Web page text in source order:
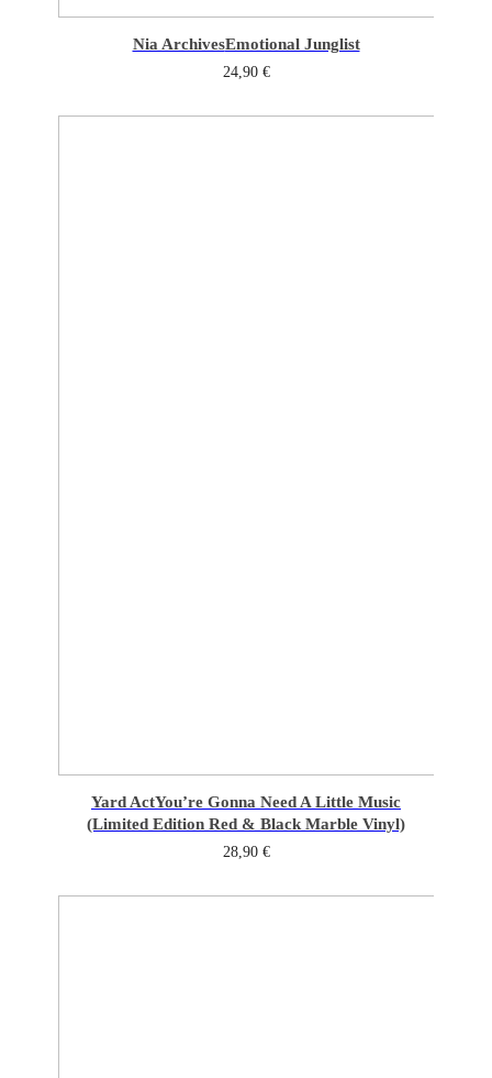
Nia ArchivesEmotional Junglist
24,90 €
Yard ActYou’re Gonna Need A Little Music
(Limited Edition Red & Black Marble Vinyl)
28,90 €